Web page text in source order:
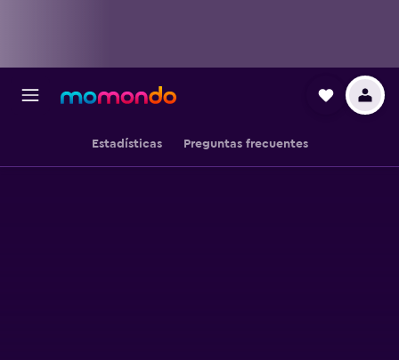
Estadísticas Preguntas frecuentes